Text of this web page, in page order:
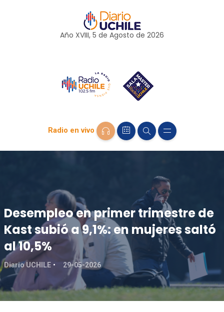
Año XVIII, 5 de Agosto de 2026
Radio en vivo
Desempleo en primer trimestre de
Kast subió a 9,1%: en mujeres saltó
al 10,5%
Diario UCHILE 29-05-2026